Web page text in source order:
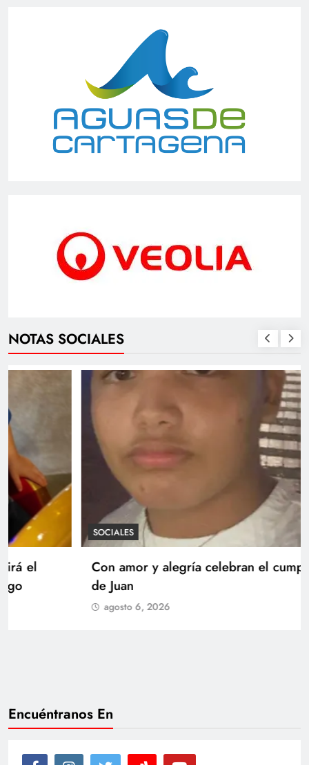
NOTAS SOCIALES
SOCIALES
Con amor y alegría celebran el cumpleaños
agosto 6, 2026
Encuéntranos En